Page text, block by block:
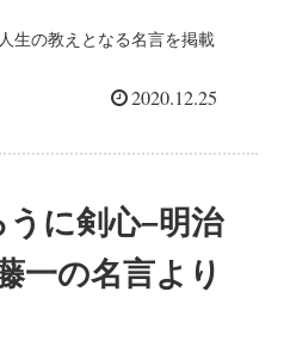
生の教えとなる名言を掲載
2020.12.25
に剣心–明治
一の名言より